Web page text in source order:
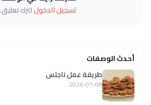
تسجيل الدخوللترك تعليق.
أحدث الوصفات
طريقة عمل ناجتس
2026-07-08